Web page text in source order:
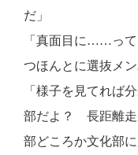
だ」
「真面目に……っ
つほんとに選抜メ
「様子を見てれば
部だよ？ 長距離走
部どころか文化部